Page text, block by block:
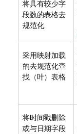
将具有较少字
段数的表格去
规范化
采用映射加载
的去规范化查
找（叶）表格
将时间戳删除
或与日期字段